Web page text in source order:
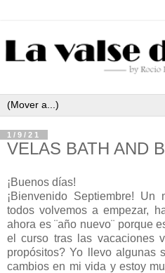
1/9/21
VELAS BATH AND
¡Buenos días!
¡Bienvenido Septiembre!
todos volvemos a empezar,
ahora es ¨año nuevo¨ porque
el curso tras las vacaciones
propósitos? Yo llevo algunas
cambios en mi vida y estoy